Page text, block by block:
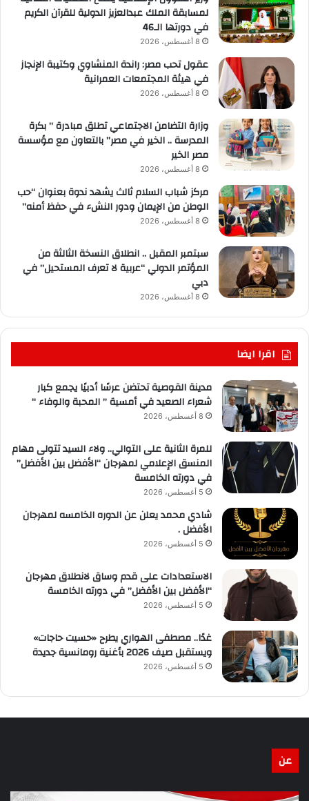
لمسابقة الملك عبدالعزيز الدولية للقرآن الكريم
في دورتها الـ46
8 أغسطس، 2026
عقول تحب مصر: راندة المنشاوي وكتيبة الإنجاز
في هيئة المجتمعات العمرانية
8 أغسطس، 2026
وزارة التضامن الاجتماعي تطلق مبادرة ” بكرة
المدرسة .. الخير في مصر” بالتعاون مع مؤسسة
مصر الخير
8 أغسطس، 2026
مركز شباب السلام ثالث يشهد ندوة بعنوان “حب
الوطن من الإيمان ودور النشء في حفظ أمنه”
8 أغسطس، 2026
سبتمبر المقبل .. انطلاق النسخة الثالثة من
المؤتمر الدولي “عربية لا تعرف المستحيل” في
دبي
8 أغسطس، 2026
اقرا ايضا
مدينة القوصية تحتضن عرسًا أدبيًا يجمع كبار
شعراء الصعيد في أمسية ” المحبة والوفاء “
8 أغسطس، 2026
للمرة الثانية على التوالي.. ولاء السيد تتولى مهام
المنسق الإعلامي لمهرجان “الأفضل بين الأفضل”
في دورته الخامسة
5 أغسطس، 2026
شادي محمد يعلن عن الدوره الخامسه لمهرجان
الأفضل .
5 أغسطس، 2026
الاستعدادات على قدم وساق لانطلاق مهرجان
“الأفضل بين الأفضل” في دورته الخامسة
5 أغسطس، 2026
غدًا.. مصطفى الهواري يطرح «حسيت حاجات»
ويستقبل صيف 2026 بأغنية رومانسية جديدة
5 أغسطس، 2026
عن